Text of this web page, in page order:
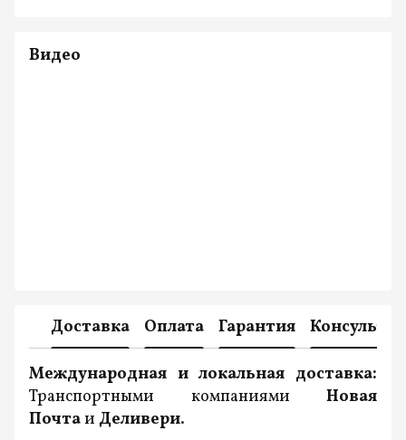
Видео
Доставка Оплата Гарантия
Международная и локальная доставка:
Транспортными компаниями Новая
Почтаи Деливери.